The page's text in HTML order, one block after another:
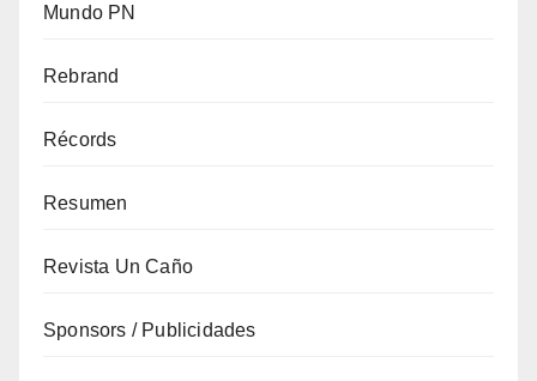
Mundo PN
Rebrand
Récords
Resumen
Revista Un Caño
Sponsors / Publicidades